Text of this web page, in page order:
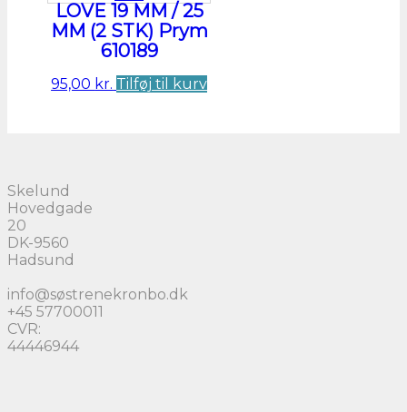
LOVE 19 MM / 25
MM (2 STK) Prym
610189
95,00 kr. Tilføj til kurv
Skelund
Hovedgade
20
DK-9560
Hadsund
info@søstrenekronbo.dk
+45 57700011
CVR:
44446944